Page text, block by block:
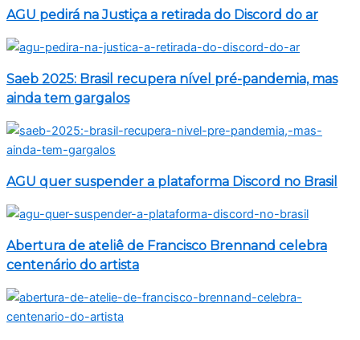
AGU pedirá na Justiça a retirada do Discord do ar
Saeb 2025: Brasil recupera nível pré-pandemia, mas
ainda tem gargalos
AGU quer suspender a plataforma Discord no Brasil
Abertura de ateliê de Francisco Brennand celebra
centenário do artista